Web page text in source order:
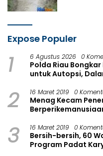
Expose Populer
1 6 Agustus 2026 0
Polda Riau
untuk Autopsi,
2 16 Maret 2019 0
Menag Kecam
3 16 Maret 2019 0
Bersih-bersih, 60
Program Padat